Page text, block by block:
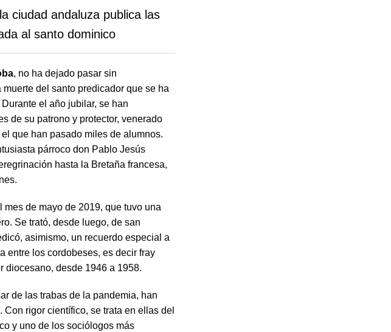
ciudad andaluza publica las
al santo dominico
, no ha dejado pasar sin
del santo predicador que se ha
el año jubilar, se han
de su patrono y protector, venerado
que han pasado miles de alumnos.
párroco don Pablo Jesús
hasta la Bretaña francesa,
de mayo de 2019, que tuvo una
Se trató, desde luego, de san
asimismo, un recuerdo especial a
entre los cordobeses, es decir fray
diocesano, desde 1946 a 1958.
de las trabas de la pandemia, han
. Con rigor científico, se trata en ellas del
y uno de los sociólogos más